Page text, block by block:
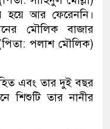
হয়ে আর ফেরেননি।
মৌলিক বাজার
পলাশ মৌলিক)
এবং তার দুই বছর
শিশুটি তার নানীর